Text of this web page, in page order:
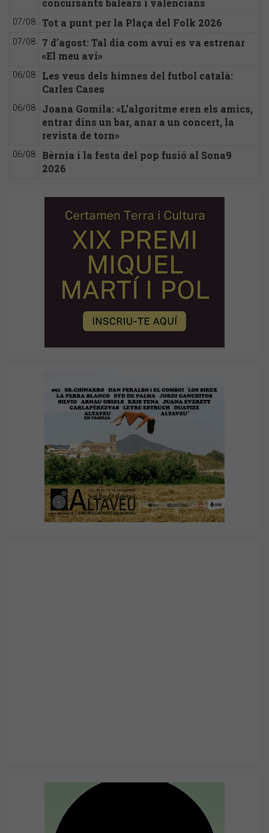
concursants balears i valencians
07/08 Tot a punt per la Plaça del Folk 2026
07/08
7 d'agost: Tal dia com avui es va estrenar
«El meu avi»
06/08
Les veus dels himnes del futbol català:
Carles Cases
06/08
Joana Gomila: «L’algoritme eren els amics,
entrar dins un bar, anar a un concert, la
revista de torn»
06/08
Bèrnia i la festa del pop fusió al Sona9
2026